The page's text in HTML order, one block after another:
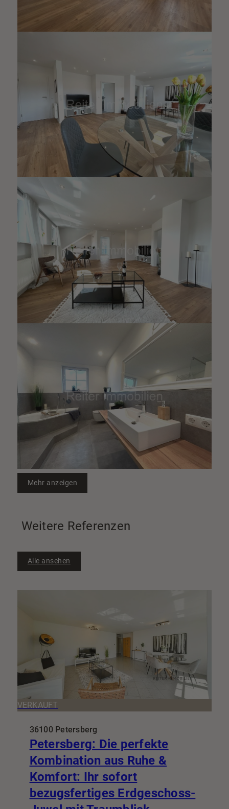
Mehr anzeigen
Weitere Referenzen
Alle ansehen
VERKAUFT
36100 Petersberg
Petersberg: Die perfekte
Kombination aus Ruhe &
Komfort: Ihr sofort
bezugsfertiges Erdgeschoss-